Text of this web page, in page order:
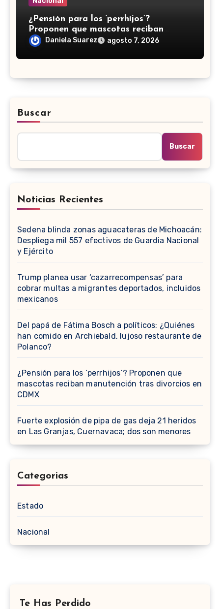
¿Pensión para los ‘perrhijos’?
Proponen que mascotas reciban
manutención tras divorcios en CDMX
Daniela Suarez agosto 7, 2026
Buscar
Buscar
Noticias Recientes
Sedena blinda zonas aguacateras de Michoacán:
Despliega mil 557 efectivos de Guardia Nacional
y Ejército
Trump planea usar ‘cazarrecompensas’ para
cobrar multas a migrantes deportados, incluidos
mexicanos
⁠Del papá de Fátima Bosch a políticos: ¿Quiénes
han comido en Archiebald, lujoso restaurante de
Polanco?
¿Pensión para los ‘perrhijos’? Proponen que
mascotas reciban manutención tras divorcios en
CDMX
Fuerte explosión de pipa de gas deja 21 heridos
en Las Granjas, Cuernavaca; dos son menores
Categorias
Estado
Nacional
Te Has Perdido